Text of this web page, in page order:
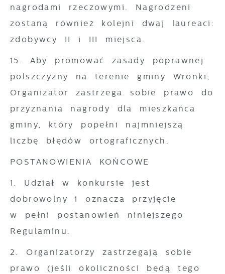
nagrodami rzeczowymi. Nagrodzeni
zostaną również kolejni dwaj laureaci:
zdobywcy II i III miejsca.
15. Aby promować zasady poprawnej
polszczyzny na terenie gminy Wronki,
Organizator zastrzega sobie prawo do
przyznania nagrody dla mieszkańca
gminy, który popełni najmniejszą
liczbę błędów ortograficznych.
POSTANOWIENIA KOŃCOWE
1. Udział w konkursie jest
dobrowolny i oznacza przyjęcie
w pełni postanowień niniejszego
Regulaminu.
2. Organizatorzy zastrzegają sobie
prawo (jeśli okoliczności będą tego